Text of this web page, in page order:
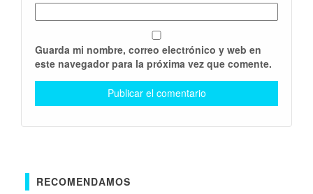
Guarda mi nombre, correo electrónico y web en
este navegador para la próxima vez que comente.
RECOMENDAMOS